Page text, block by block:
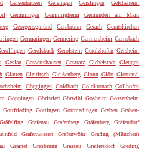
Geisenhausen Geisingen Geislingen
Gelchsheim
Gemmingen Gemmrigheim
Gemünden am Main
Georgensgmünd Gerabronn Gerach
Geratskirchen
Germaringen Germering Germersheim Gernsbach
Gerolsbach Gerolstein Gerolzhofen Gersheim
Geslau Gessertshausen Gestratz Giebelstadt
Giengen
Glatten Gleiritsch Gleißenberg Glonn Glött Glottertal
Göggingen Goldbach Goldkronach Gollhofen
Göppingen Görisried Görwihl Gosheim Gössenheim
Gottfrieding Göttingen Gottmadingen Graben Graben-
Gräfelfing Grafenau Grafenberg Gräfenberg
Gräfendorf
Grafenwiesen Grafenwöhr
Grafing (München)
Grainet Grasbrunn Grassau Grattersdorf
Greding